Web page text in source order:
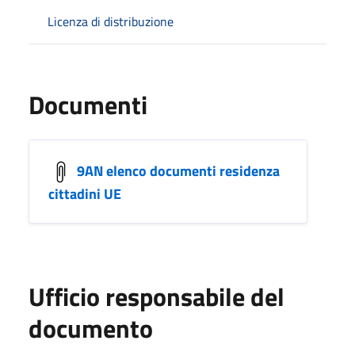
Licenza di distribuzione
Documenti
9AN elenco documenti residenza
cittadini UE
Ufficio responsabile del
documento